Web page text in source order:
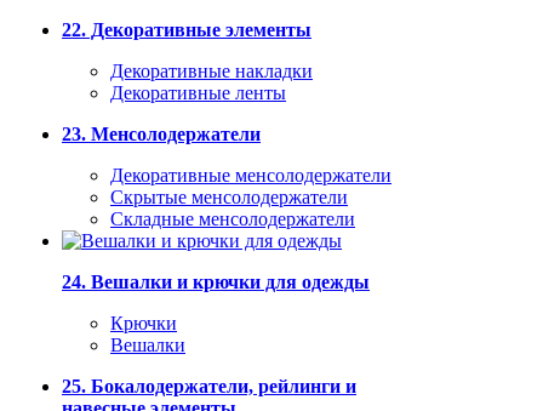
22. Декоративные элементы
Декоративные накладки
Декоративные ленты
23. Менсолодержатели
Декоративные менсолодержатели
Скрытые менсолодержатели
Складные менсолодержатели
24. Вешалки и крючки для одежды
Крючки
Вешалки
25. Бокалодержатели, рейлинги и